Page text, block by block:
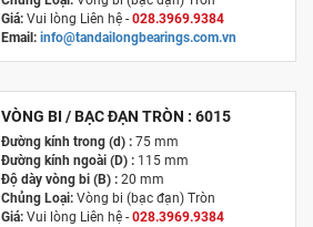
Giá:Vui lòng Liên hệ - 028.3969.9384
Email: info@tandailongbearings.com.vn
VÒNG BI / BẠC ĐẠN TRÒN : 6015
Đường kính trong (d) :75 mm
Đường kính ngoài (D) :115 mm
Độ dày vòng bi (B) :20 mm
Chủng Loại: Vòng bi (bạc đạn) Tròn
Giá:Vui lòng Liên hệ - 028.3969.9384